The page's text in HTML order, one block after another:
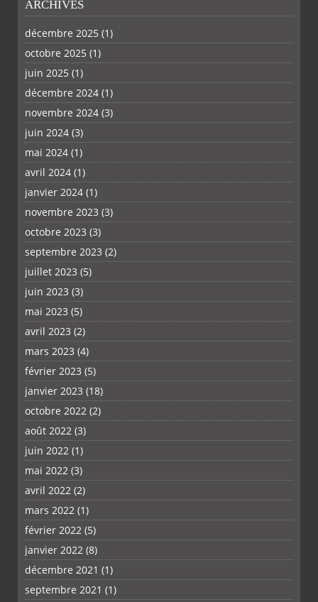
PLUS
ARCHIVES
décembre 2025 (1)
octobre 2025 (1)
juin 2025 (1)
décembre 2024 (1)
novembre 2024 (3)
juin 2024 (3)
mai 2024 (1)
avril 2024 (1)
janvier 2024 (1)
novembre 2023 (3)
octobre 2023 (3)
septembre 2023 (2)
juillet 2023 (5)
juin 2023 (3)
mai 2023 (5)
avril 2023 (2)
mars 2023 (4)
février 2023 (5)
janvier 2023 (18)
octobre 2022 (2)
août 2022 (3)
juin 2022 (1)
mai 2022 (3)
avril 2022 (2)
mars 2022 (1)
février 2022 (5)
janvier 2022 (8)
décembre 2021 (1)
septembre 2021 (1)